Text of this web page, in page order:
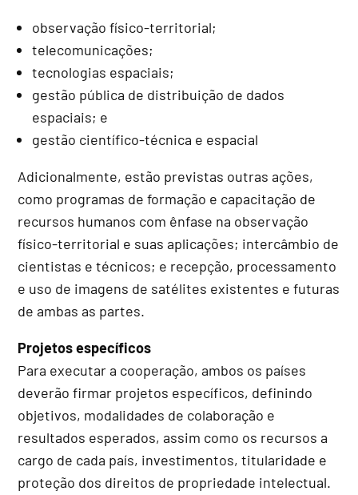
observação físico-territorial;
telecomunicações;
tecnologias espaciais;
gestão pública de distribuição de dados
espaciais; e
gestão científico-técnica e espacial
Adicionalmente, estão previstas outras ações,
como programas de formação e capacitação de
recursos humanos com ênfase na observação
físico-territorial e suas aplicações; intercâmbio de
cientistas e técnicos; e recepção, processamento
e uso de imagens de satélites existentes e futuras
de ambas as partes.
Projetos específicos
Para executar a cooperação, ambos os países
deverão firmar projetos específicos, definindo
objetivos, modalidades de colaboração e
resultados esperados, assim como os recursos a
cargo de cada país, investimentos, titularidade e
proteção dos direitos de propriedade intelectual.